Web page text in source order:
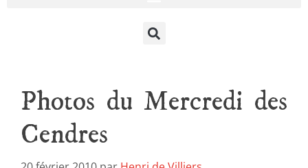
Photos du Mercredi des
Cendres